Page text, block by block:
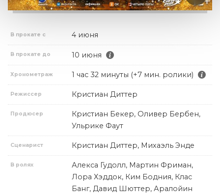
В прокате с 4 июня
В прокате до 10 июня
Хронометраж 1 час 32 минуты (+7 мин. ролики)
Режиссер Кристиан Диттер
Продюсер
Кристиан Бекер, Оливер Бербен,
Ульрике Фаут
Сценарист Кристиан Диттер, Михаэль Энде
В ролях
Алекса Гудолл, Мартин Фриман,
Лора Хэддок, Ким Бодния, Клас
Банг, Давид Шюттер, Аралойин